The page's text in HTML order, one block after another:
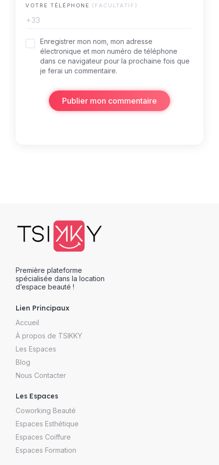
VOTRE TÉLÉPHONE (FACULTATIF)
+33
Enregistrer mon nom, mon adresse
électronique et mon numéro de téléphone
dans ce navigateur pour la prochaine fois que
je ferai un commentaire.
Publier mon commentaire
Première plateforme
spécialisée dans la location
d’espace beauté !
Lien Principaux
Accueil
À propos de TSIKKY
Les Espaces
Blog
Nous Contacter
Les Espaces
Coworking Beauté
Espaces Esthétique
Espaces Coiffure
Espaces Formation